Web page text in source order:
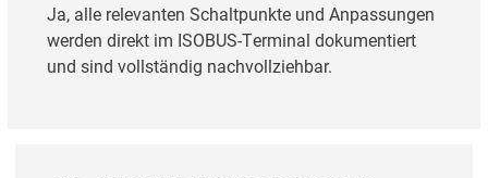
Ja, alle relevanten Schaltpunkte und Anpassungen
werden direkt im ISOBUS-Terminal dokumentiert
und sind vollständig nachvollziehbar.